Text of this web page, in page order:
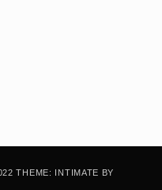
THEME: INTIMATE BY